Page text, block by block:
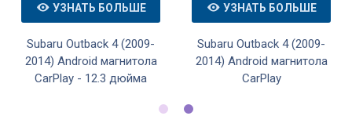
УЗНАТЬ БОЛЬШЕ
Subaru Outback 4 (2009-
2014) Android магнитола
CarPlay - 12.3 дюйма
УЗНАТЬ БОЛЬШЕ
Subaru Outback 4 (2009-
2014) Android магнитола
CarPlay